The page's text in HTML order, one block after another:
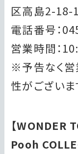
区高島2-18-1
電話番号：
営業時間：
※予告なく
性がございま
【
Pooh